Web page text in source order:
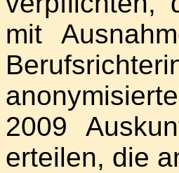
mit
2009
erteilen, die